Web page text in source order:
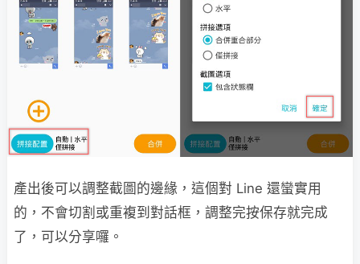
產出後可以調整截圖的邊緣，這個對 Line 還蠻實用
的，不會切割或重複到對話框，調整完按保存就完成
了，可以分享囉。